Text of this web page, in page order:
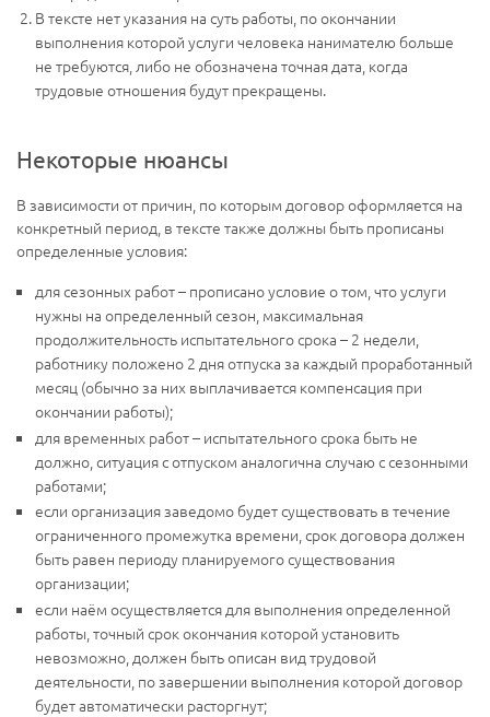
В тексте нет указания на суть работы, по окончании
выполнения которой услуги человека нанимателю больше
не требуются, либо не обозначена точная дата, когда
трудовые отношения будут прекращены.
Некоторые нюансы
В зависимости от причин, по которым договор оформляется на
конкретный период, в тексте также должны быть прописаны
определенные условия:
для сезонных работ – прописано условие о том, что услуги
нужны на определенный сезон, максимальная
продолжительность испытательного срока – 2 недели,
работнику положено 2 дня отпуска за каждый проработанный
месяц (обычно за них выплачивается компенсация при
окончании работы);
для временных работ – испытательного срока быть не
должно, ситуация с отпуском аналогична случаю с сезонными
работами;
если организация заведомо будет существовать в течение
ограниченного промежутка времени, срок договора должен
быть равен периоду планируемого существования
организации;
если наём осуществляется для выполнения определенной
работы, точный срок окончания которой установить
невозможно, должен быть описан вид трудовой
деятельности, по завершении выполнения которой договор
будет автоматически расторгнут;